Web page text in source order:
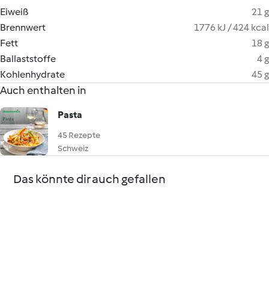
Eiweiß
21 g
Brennwert
1776 kJ / 424 kcal
Fett
18 g
Ballaststoffe
4 g
Kohlenhydrate
45 g
Auch enthalten in
Pasta
45 Rezepte
Schweiz
Das könnte dir auch gefallen